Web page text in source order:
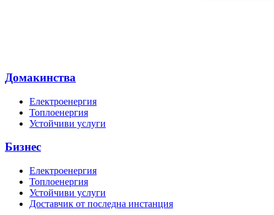
Домакинства
Електроенергия
Топлоенергия
Устойчиви услуги
Бизнес
Електроенергия
Топлоенергия
Устойчиви услуги
Доставчик от последна инстанция